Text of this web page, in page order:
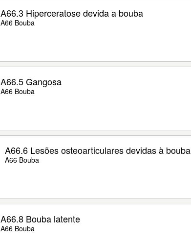
A66.3 Hiperceratose devida a bouba
A66 Bouba
A66.5 Gangosa
A66 Bouba
A66.6 Lesões osteoarticulares devidas à bouba
A66 Bouba
A66.8 Bouba latente
A66 Bouba